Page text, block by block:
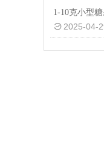
2025-04-